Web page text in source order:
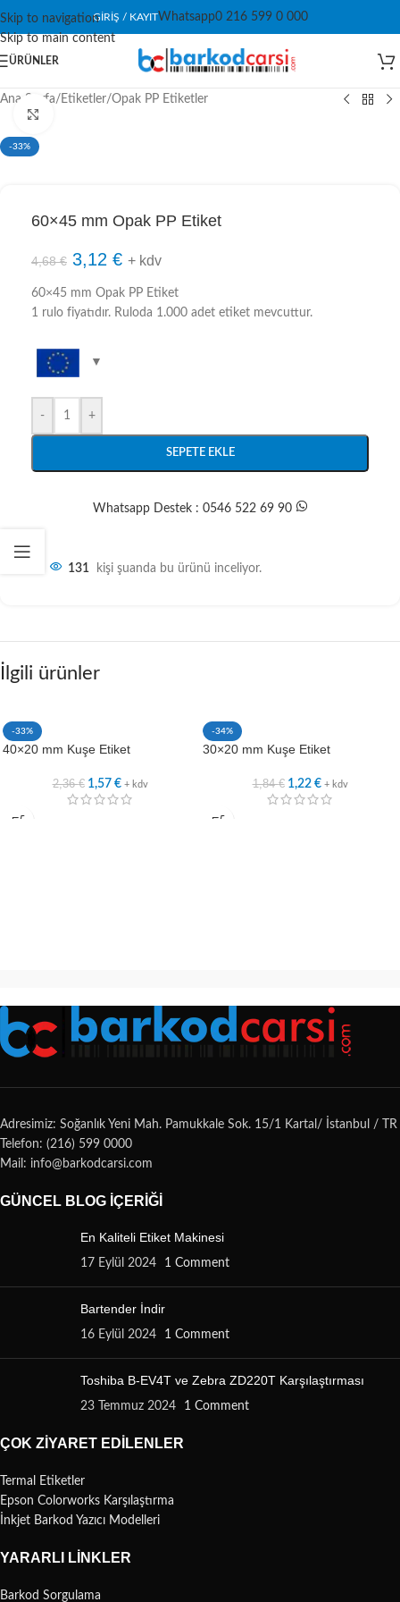
Skip to navigation
Skip to main content
GIRIŞ / KAYITWhatsapp0 216 599 0 000
ÜRÜNLER
Ana Sayfa/ Etiketler/Opak PP Etiketler
-33%
60×45 mm Opak PP Etiket
4,68€ 3,12 € + kdv
60×45 mm Opak PP Etiket
1 rulo fiyatıdır. Ruloda 1.000 adet etiket mevcuttur.
- +
SEPETE EKLE
Whatsapp Destek : 0546 522 69 90
131 kişi şuanda bu ürünü inceliyor.
İlgili ürünler
-33%
40×20 mm Kuşe Etiket
2,36€ 1,57 € + kdv
-34%
30×20 mm Kuşe Etiket
1,84€ 1,22 € + kdv
Adresimiz: Soğanlık Yeni Mah. Pamukkale Sok. 15/1 Kartal/ İstanbul / TR
Telefon: (216) 599 0000
Mail: info@barkodcarsi.com
GÜNCEL BLOG İÇERIĞI
En Kaliteli Etiket Makinesi
17 Eylül 2024 1 Comment
Bartender İndir
16 Eylül 2024 1 Comment
Toshiba B-EV4T ve Zebra ZD220T Karşılaştırması
23 Temmuz 2024 1 Comment
ÇOK ZIYARET EDILENLER
Termal Etiketler
Epson Colorworks Karşılaştırma
İnkjet Barkod Yazıcı Modelleri
YARARLI LINKLER
Barkod Sorgulama